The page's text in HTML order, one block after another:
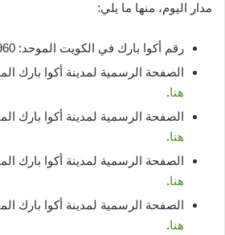
مدار اليوم، منها ما يلي:
رقم أكوا بارك في الكويت الموحد: 96522431960.
الصفحة الرسمية لمدينة أكوا بارك
هنا.
الصفحة الرسمية لمدينة أكوا بارك
هنا.
الصفحة الرسمية لمدينة أكوا بارك
هنا.
الصفحة الرسمية لمدينة أكوا بارك
هنا.